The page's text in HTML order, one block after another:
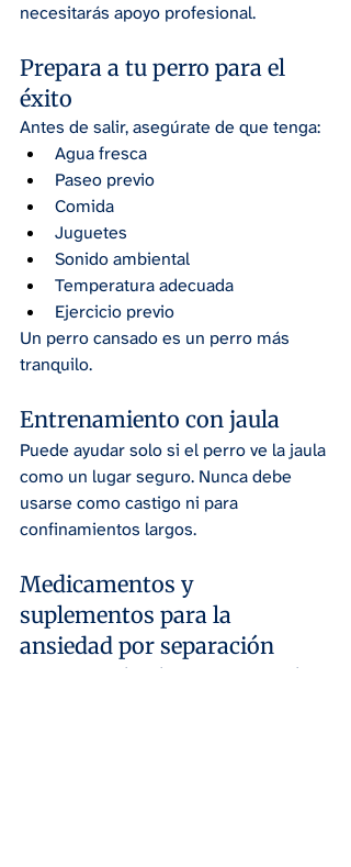
necesitarás apoyo profesional.
Prepara a tu perro para el
éxito
Antes de salir, asegúrate de que tenga:
Agua fresca
Paseo previo
Comida
Juguetes
Sonido ambiental
Temperatura adecuada
Ejercicio previo
Un perro cansado es un perro más
tranquilo.
Entrenamiento con jaula
Puede ayudar solo si el perro ve la jaula
como un lugar seguro. Nunca debe
usarse como castigo ni para
confinamientos largos.
Medicamentos y
suplementos para la
ansiedad por separación
En casos moderados o graves, pueden